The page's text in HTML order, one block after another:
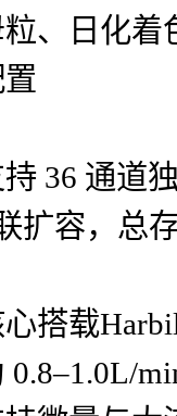
、日化
36 通道
扩容，总
搭载